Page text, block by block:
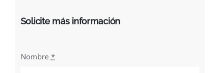
Solicite más información
Nombre *